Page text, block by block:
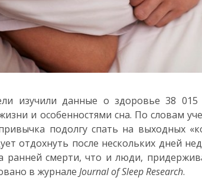
изучили данные о здоровье 38
и особенностями сна. По словам
подолгу спать на выходных
отдохнуть после нескольких дней
ранней смерти, что и люди,
в журнале Journal of Sleep Research.